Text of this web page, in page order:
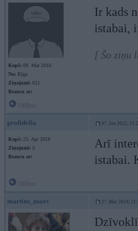
Kopš: 09. Mar 2010
No: Rīga
Ziņojumi: 621
Braucu ar:
Ir kads
istabai,
[ Šo ziņu
profitfella 07. Jun 2022,
Kopš: 23. Apr 2018
Ziņojumi: 5
Braucu ar:
Arī
istabai.
martins_usars 27. May 2024,
Dzīvoklī